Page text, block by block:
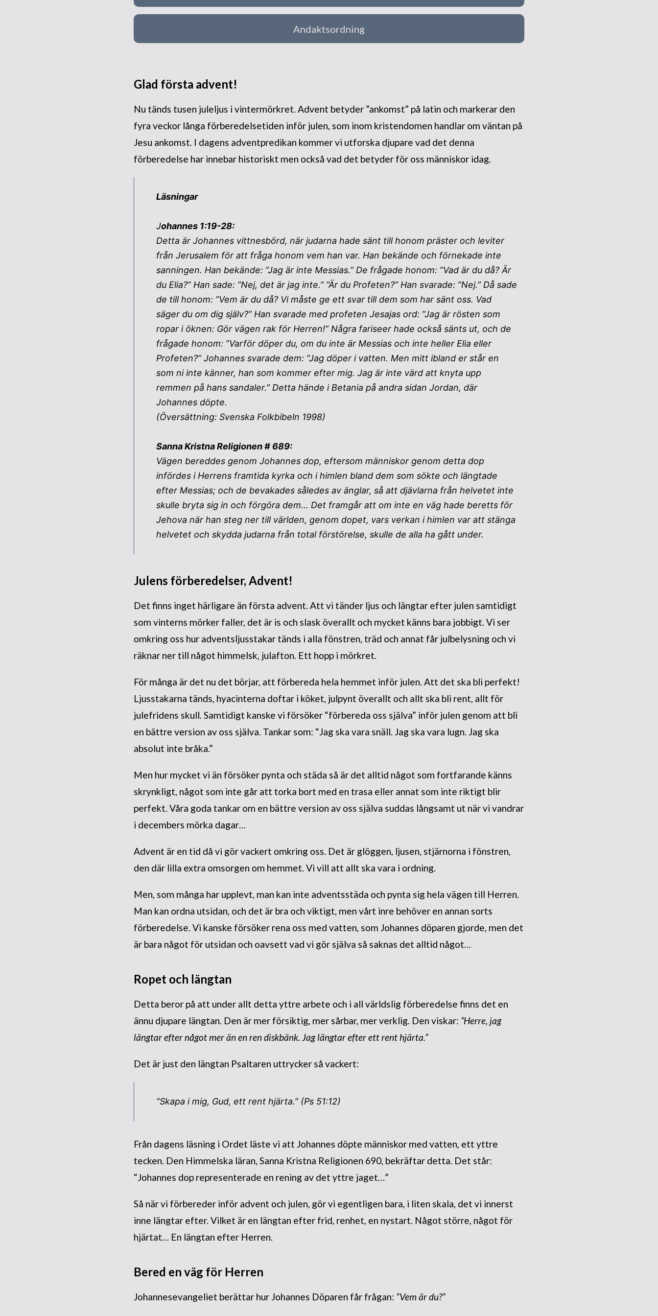
Andaktsordning
Glad första advent!
Nu tänds tusen juleljus i vintermörkret. Advent betyder ”ankomst” på latin och markerar den
fyra veckor långa förberedelsetiden inför julen, som inom kristendomen handlar om väntan på
Jesu ankomst. I dagens adventpredikan kommer vi utforska djupare vad det denna
förberedelse har innebar historiskt men också vad det betyder för oss människor idag.
Läsningar
Johannes 1:19-28:
Detta är Johannes vittnesbörd, när judarna hade sänt till honom präster och leviter
från Jerusalem för att fråga honom vem han var. Han bekände och förnekade inte
sanningen. Han bekände: ”Jag är inte Messias.” De frågade honom: ”Vad är du då? Är
du Elia?” Han sade: ”Nej, det är jag inte.” ”Är du Profeten?” Han svarade: ”Nej.” Då sade
de till honom: ”Vem är du då? Vi måste ge ett svar till dem som har sänt oss. Vad
säger du om dig själv?” Han svarade med profeten Jesajas ord: ”Jag är rösten som
ropar i öknen: Gör vägen rak för Herren!” Några fariseer hade också sänts ut, och de
frågade honom: ”Varför döper du, om du inte är Messias och inte heller Elia eller
Profeten?” Johannes svarade dem: ”Jag döper i vatten. Men mitt ibland er står en
som ni inte känner, han som kommer efter mig. Jag är inte värd att knyta upp
remmen på hans sandaler.” Detta hände i Betania på andra sidan Jordan, där
Johannes döpte.
(Översättning: Svenska Folkbibeln 1998)
Sanna Kristna Religionen # 689:
Vägen bereddes genom Johannes dop, eftersom människor genom detta dop
infördes i Herrens framtida kyrka och i himlen bland dem som sökte och längtade
efter Messias; och de bevakades således av änglar, så att djävlarna från helvetet inte
skulle bryta sig in och förgöra dem… Det framgår att om inte en väg hade beretts för
Jehova när han steg ner till världen, genom dopet, vars verkan i himlen var att stänga
helvetet och skydda judarna från total förstörelse, skulle de alla ha gått under.
Julens förberedelser, Advent!
Det finns inget härligare än första advent. Att vi tänder ljus och längtar efter julen samtidigt
som vinterns mörker faller, det är is och slask överallt och mycket känns bara jobbigt. Vi ser
omkring oss hur adventsljusstakar tänds i alla fönstren, träd och annat får julbelysning och vi
räknar ner till något himmelsk, julafton. Ett hopp i mörkret.
För många är det nu det börjar, att förbereda hela hemmet inför julen. Att det ska bli perfekt!
Ljusstakarna tänds, hyacinterna doftar i köket, julpynt överallt och allt ska bli rent, allt för
julefridens skull. Samtidigt kanske vi försöker “förbereda oss själva” inför julen genom att bli
en bättre version av oss själva. Tankar som: “Jag ska vara snäll. Jag ska vara lugn. Jag ska
absolut inte bråka.”
Men hur mycket vi än försöker pynta och städa så är det alltid något som fortfarande känns
skrynkligt, något som inte går att torka bort med en trasa eller annat som inte riktigt blir
perfekt. Våra goda tankar om en bättre version av oss själva suddas långsamt ut när vi vandrar
i decembers mörka dagar…
Advent är en tid då vi gör vackert omkring oss. Det är glöggen, ljusen, stjärnorna i fönstren,
den där lilla extra omsorgen om hemmet. Vi vill att allt ska vara i ordning.
Men, som många har upplevt, man kan inte adventsstäda och pynta sig hela vägen till Herren.
Man kan ordna utsidan, och det är bra och viktigt, men vårt inre behöver en annan sorts
förberedelse. Vi kanske försöker rena oss med vatten, som Johannes döparen gjorde, men det
är bara något för utsidan och oavsett vad vi gör själva så saknas det alltid något…
Ropet och längtan
Detta beror på att under allt detta yttre arbete och i all världslig förberedelse finns det en
ännu djupare längtan. Den är mer försiktig, mer sårbar, mer verklig. Den viskar: “Herre, jag
längtar efter något mer än en ren diskbänk. Jag längtar efter ett rent hjärta.”
Det är just den längtan Psaltaren uttrycker så vackert:
“Skapa i mig, Gud, ett rent hjärta.” (Ps 51:12)
Från dagens läsning i Ordet läste vi att Johannes döpte människor med vatten, ett yttre
tecken. Den Himmelska läran, Sanna Kristna Religionen 690, bekräftar detta. Det står:
“Johannes dop representerade en rening av det yttre jaget…”
Så när vi förbereder inför advent och julen, gör vi egentligen bara, i liten skala, det vi innerst
inne längtar efter. Vilket är en längtan efter frid, renhet, en nystart. Något större, något för
hjärtat… En längtan efter Herren.
Bered en väg för Herren
Johannesevangeliet berättar hur Johannes Döparen får frågan: “Vem är du?”